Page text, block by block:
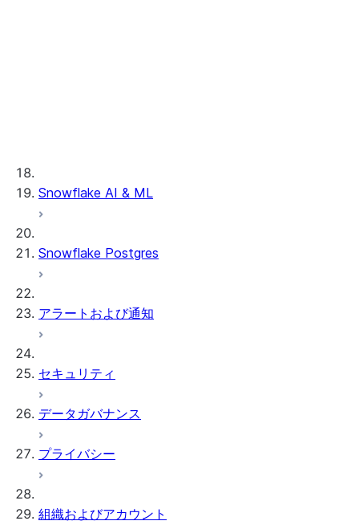
VPS プライベートリスティングの有
グ
Snowflake AI & ML
Snowflake Postgres
アラートおよび通知
セキュリティ
データガバナンス
プライバシー
組織およびアカウント